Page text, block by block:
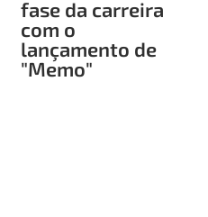
fase da carreira
com o
lançamento de
"Memo"